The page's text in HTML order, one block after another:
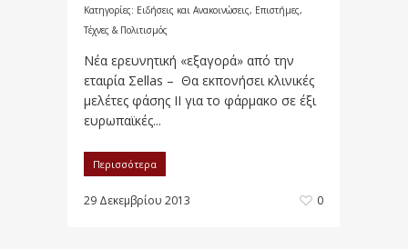
Κατηγορίες: Ειδήσεις και Ανακοινώσεις, Επιστήμες,
Τέχνες & Πολιτισμός
Νέα ερευνητική «εξαγορά» από την
εταιρία Σellas – Θα εκπονήσει κλινικές
μελέτες φάσης ΙΙ για το φάρμακο σε έξι
ευρωπαϊκές...
Περισσότερα
29 Δεκεμβρίου 2013 0